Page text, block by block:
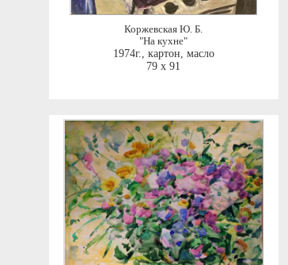
Коржевская Ю. Б.
"На кухне"
1974г., картон, масло
79 x 91